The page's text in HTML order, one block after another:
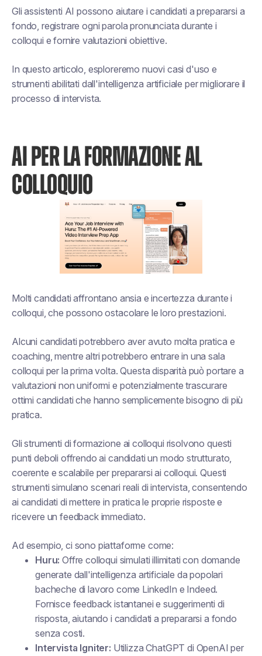
Gli assistenti AI possono aiutare i candidati a prepararsi a
fondo, registrare ogni parola pronunciata durante i
colloqui e fornire valutazioni obiettive.
In questo articolo, esploreremo nuovi casi d'uso e
strumenti abilitati dall'intelligenza artificiale per migliorare il
processo di intervista.
AI PER LA FORMAZIONE AL
COLLOQUIO
Molti candidati affrontano ansia e incertezza durante i
colloqui, che possono ostacolare le loro prestazioni.
Alcuni candidati potrebbero aver avuto molta pratica e
coaching, mentre altri potrebbero entrare in una sala
colloqui per la prima volta. Questa disparità può portare a
valutazioni non uniformi e potenzialmente trascurare
ottimi candidati che hanno semplicemente bisogno di più
pratica.
Gli strumenti di formazione ai colloqui risolvono questi
punti deboli offrendo ai candidati un modo strutturato,
coerente e scalabile per prepararsi ai colloqui. Questi
strumenti simulano scenari reali di intervista, consentendo
ai candidati di mettere in pratica le proprie risposte e
ricevere un feedback immediato.
Ad esempio, ci sono piattaforme come:
Huru: Offre colloqui simulati illimitati con domande
generate dall'intelligenza artificiale da popolari
bacheche di lavoro come LinkedIn e Indeed.
Fornisce feedback istantanei e suggerimenti di
risposta, aiutando i candidati a prepararsi a fondo
senza costi.
Intervista Igniter: Utilizza ChatGPT di OpenAI per